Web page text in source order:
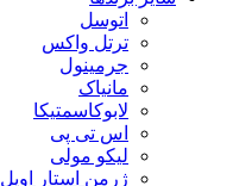
اتوسل
ترتل واکس
جرمینول
مانیاک
لابوکاسمتیکا
اس تی پی
لیکو مولی
ژرمن استار اویل